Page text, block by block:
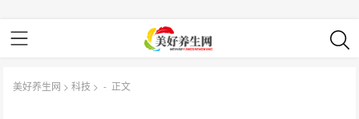
美好养生网 >科技 > - 正文